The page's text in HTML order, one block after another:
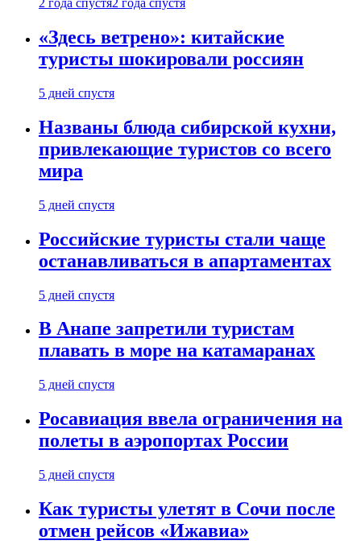
2 года спустя2 года спустя
«Здесь ветрено»: китайские
туристы шокировали россиян
5 дней спустя
Названы блюда сибирской кухни,
привлекающие туристов со всего
мира
5 дней спустя
Российские туристы стали чаще
останавливаться в апартаментах
5 дней спустя
В Анапе запретили туристам
плавать в море на катамаранах
5 дней спустя
Росавиация ввела ограничения на
полеты в аэропортах России
5 дней спустя
Как туристы улетят в Сочи после
отмен рейсов «Ижавиа»